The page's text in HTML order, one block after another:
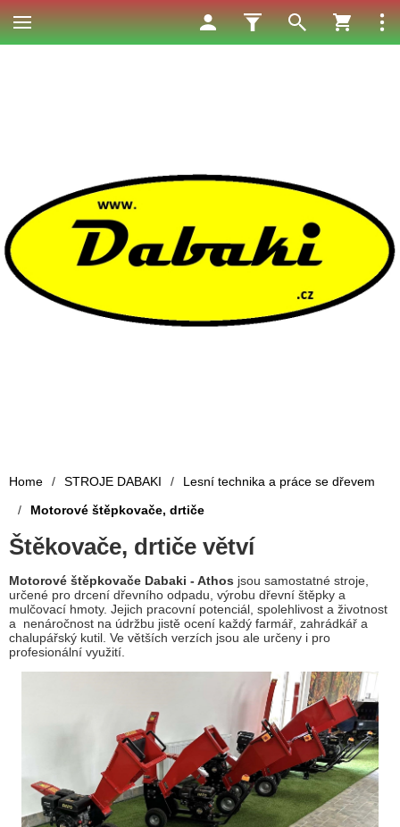
Home / STROJE DABAKI /
Lesní technika a práce se dřevem
/
Motorové štěpkovače, drtiče
Štěkovače, drtiče větví
Motorové štěpkovače Dabaki - Athos jsou samostatné stroje,
určené pro drcení dřevního odpadu, výrobu dřevní štěpky a
mulčovací hmoty. Jejich pracovní potenciál, spolehlivost a životnost
a nenáročnost na údržbu jistě ocení každý farmář, zahrádkář a
chalupářský kutil. Ve větších verzích jsou ale určeny i pro
profesionální využití.